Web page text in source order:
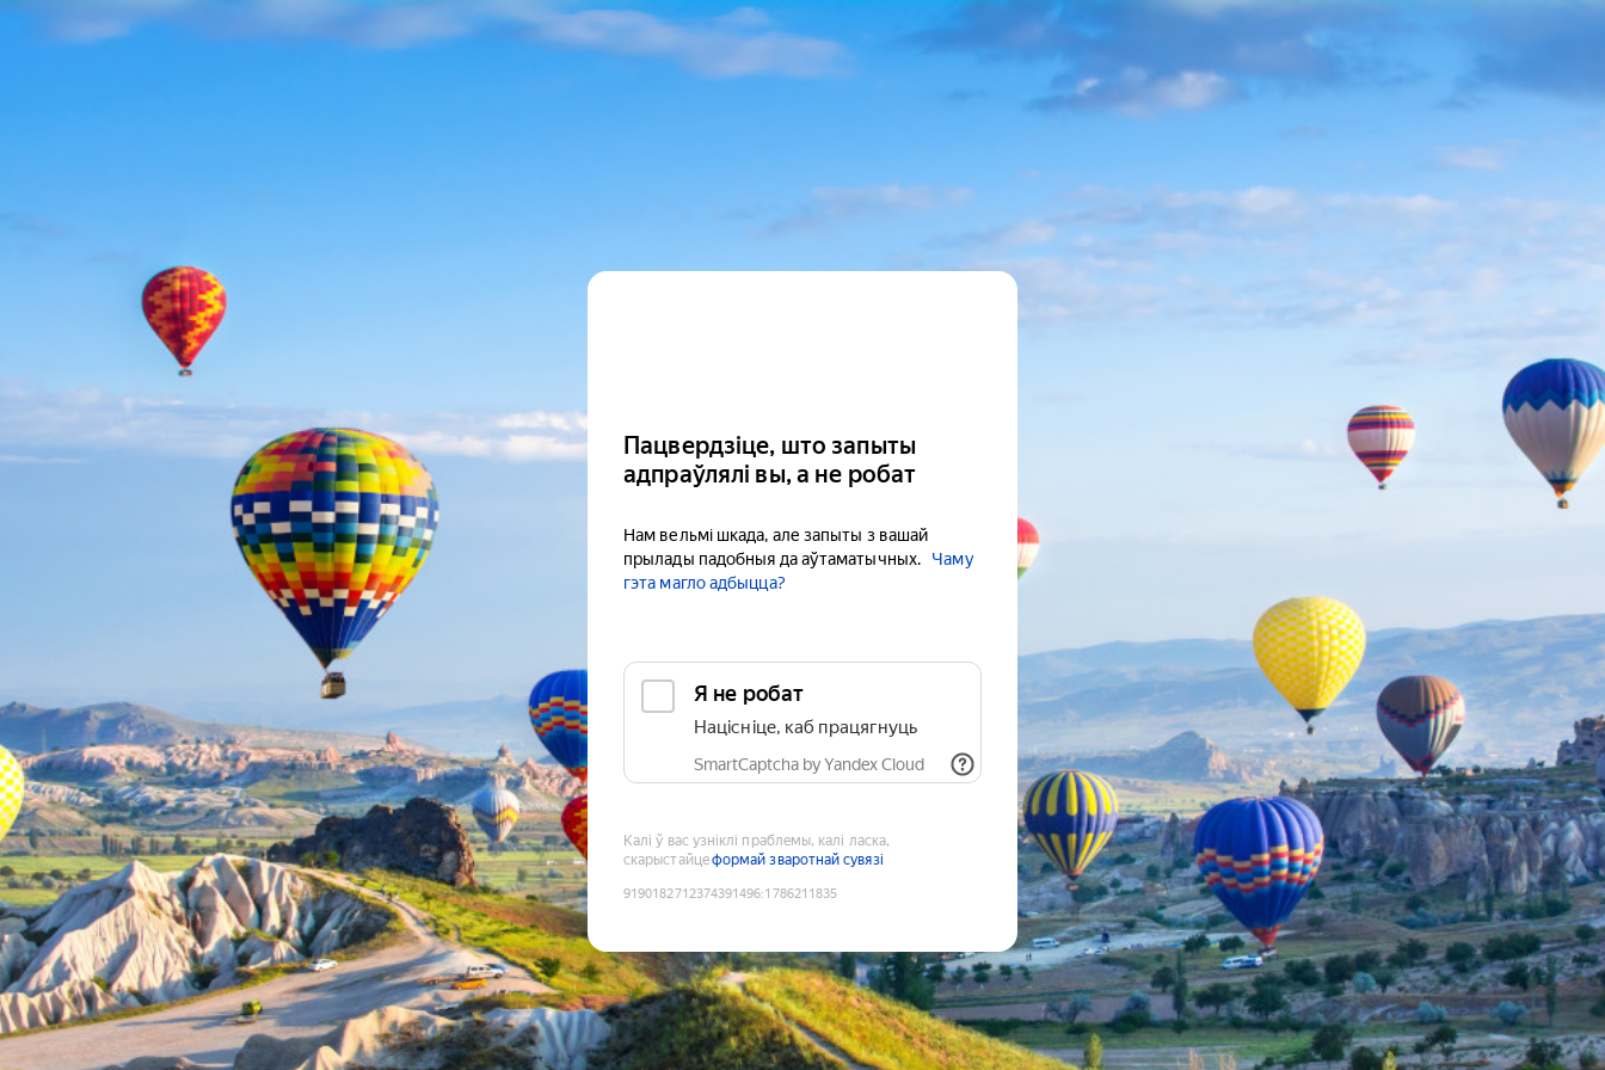
Пацвердзіце, што запыты
адпраўлялі вы, а не робат
Нам вельмі шкада, але запыты з вашай
прылады падобныя да аўтаматычных.
Чаму
гэта магло адбыцца?
Я не робат
Націсніце, каб працягнуць
SmartCaptcha by Yandex Cloud
Калі ў вас узніклі праблемы, калі ласка,
скарыстайцеформай зваротнай сувязі
9190182712374391496:1786211835